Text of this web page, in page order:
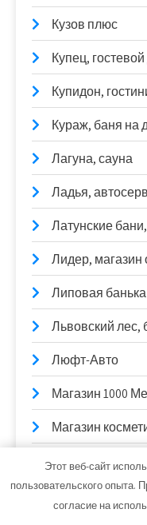
Кузов плюс
Купец,
Купидон,
Кураж, баня на
Лагуна, сауна
Ладья,
Латунские
Лидер, магазин
Липовая банька
Львовский лес,
Люфт-Авто
Магазин 1000
Магазин
Магазин
Мамина Дача,
Этот веб-сайт
пользовательского опыта.
согласие на